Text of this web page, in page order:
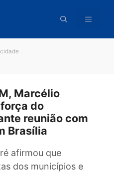
Marcélio
força do
reunião com
afirmou que